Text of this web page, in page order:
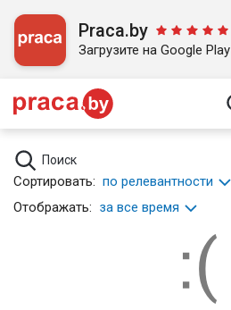
Praca.by
Загрузите на Google Play
Поиск
Сортировать: по релевантности
Отображать: за все время